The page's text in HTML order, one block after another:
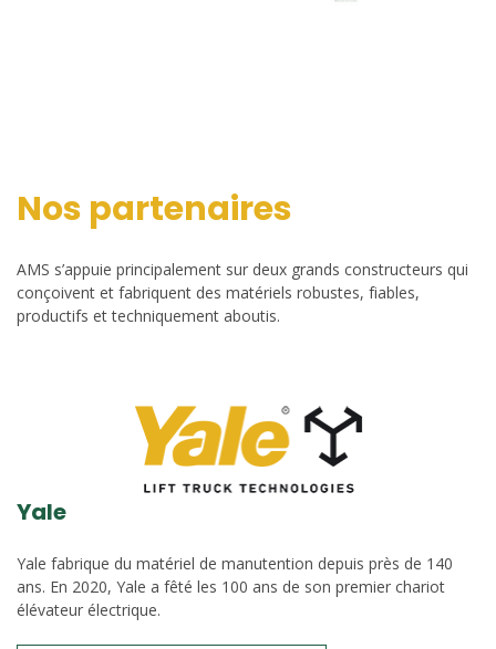
Nos partenaires
AMS s’appuie principalement sur deux grands constructeurs qui
conçoivent et fabriquent des matériels robustes, fiables,
productifs et techniquement aboutis.
Yale
Yale fabrique du matériel de manutention depuis près de 140
ans. En 2020, Yale a fêté les 100 ans de son premier chariot
élévateur électrique.